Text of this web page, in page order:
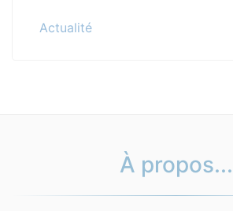
Actualité
À propos...